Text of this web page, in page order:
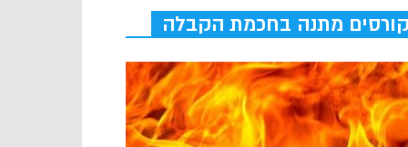
קורסים מתנה בחכמת הקבלה